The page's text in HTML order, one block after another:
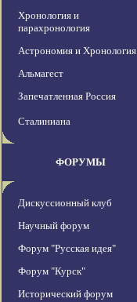
Хронология и
парахронология
Астрономия и Хронология
Альмагест
Запечатленная Россия
Сталиниана
ФОРУМЫ
Дискуссионный клуб
Научный форум
Форум "Русская идея"
Форум "Курск"
Исторический форум